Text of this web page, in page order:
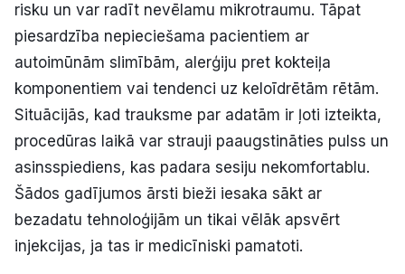
risku un var radīt nevēlamu mikrotraumu. Tāpat
piesardzība nepieciešama pacientiem ar
autoimūnām slimībām, alerģiju pret kokteiļa
komponentiem vai tendenci uz keloīdrētām rētām.
Situācijās, kad trauksme par adatām ir ļoti izteikta,
procedūras laikā var strauji paaugstināties pulss un
asinsspiediens, kas padara sesiju nekomfortablu.
Šādos gadījumos ārsti bieži iesaka sākt ar
bezadatu tehnoloģijām un tikai vēlāk apsvērt
injekcijas, ja tas ir medicīniski pamatoti.